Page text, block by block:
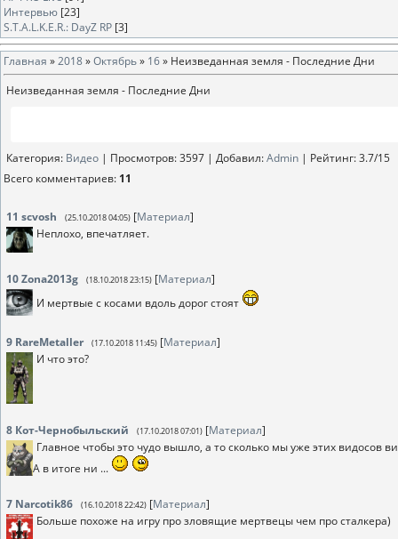
Интервью [23]
S.T.A.L.K.E.R.: DayZ RP [3]
Главная »2018»Октябрь» 16» Неизведанная земля - Последние Дни
Неизведанная земля - Последние Дни
Категория: Видео | Просмотров: 3597 | Добавил:Аdmin | Рейтинг:3.7/15
Всего комментариев: 11
11 scvosh (25.10.2018 04:05) [Материал]
Неплохо, впечатляет.
10Zona2013g (18.10.2018 23:15) [Материал]
И мертвые с косами вдоль дорог стоят
9 RareMetaller (17.10.2018 11:45) [Материал]
И что это?
8 Кот-Чернобыльский (17.10.2018 07:01) [Материал]
Главное чтобы это чудо вышло, а то сколько мы уже этих видосов
А в итоге ни ...
7 Narcotik86 (16.10.2018 22:42) [Материал]
Больше похоже на игру про зловящие мертвецы чем про сталкера)